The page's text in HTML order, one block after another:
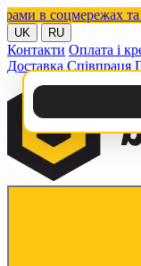
в соцмережах та
UK RU
Контакти Оплата і
Доставка Співпраця